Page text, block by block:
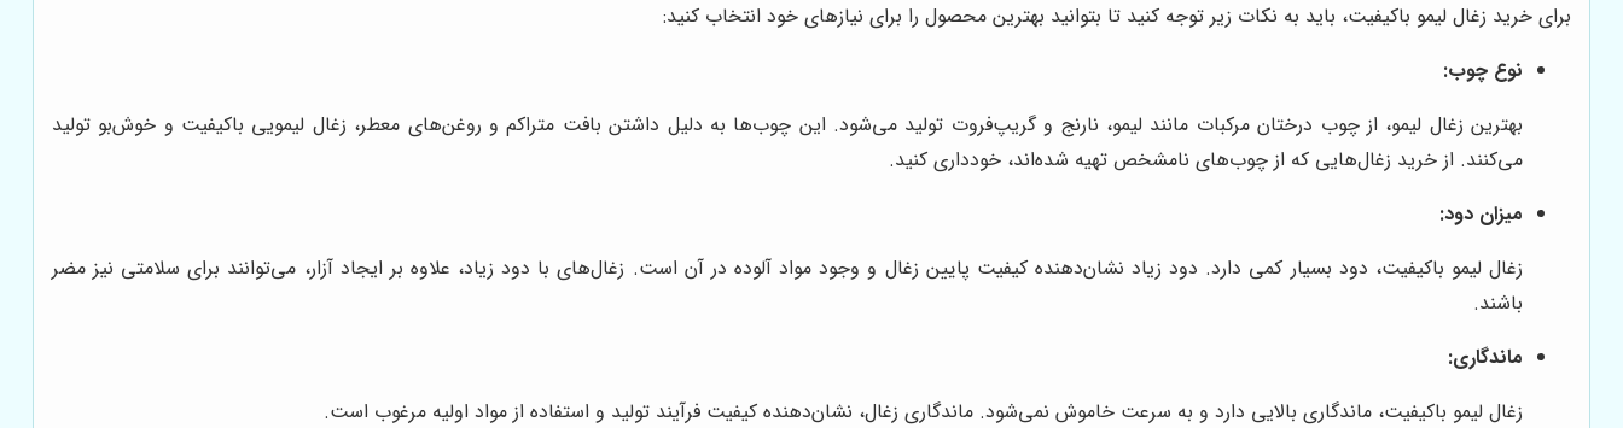
برای خرید زغال لیمو باکیفیت، باید به نکات زیر توجه کنید تا بتوانید بهترین محصول را برای نیازهای خود انتخاب کنید:
نوع چوب:
بهترین زغال لیمو، از چوب درختان مرکبات مانند لیمو، نارنج و گریپ‌فروت تولید می‌شود. این چوب‌ها به دلیل داشتن بافت متراکم و روغن‌های معطر، زغال لیمویی باکیفیت و خوش‌بو تولید
می‌کنند. از خرید زغال‌هایی که از چوب‌های نامشخص تهیه شده‌اند، خودداری کنید.
میزان دود:
زغال لیمو باکیفیت، دود بسیار کمی دارد. دود زیاد نشان‌دهنده کیفیت پایین زغال و وجود مواد آلوده در آن است. زغال‌های با دود زیاد، علاوه بر ایجاد آزار، می‌توانند برای سلامتی نیز مضر
باشند.
ماندگاری:
زغال لیمو باکیفیت، ماندگاری بالایی دارد و به سرعت خاموش نمی‌شود. ماندگاری زغال، نشان‌دهنده کیفیت فرآیند تولید و استفاده از مواد اولیه مرغوب است.